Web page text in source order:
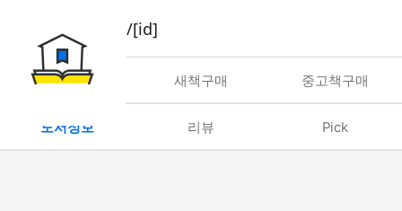
book/rent/[id]
대여 새책구매 중고책구매
도서정보 리뷰 Pick